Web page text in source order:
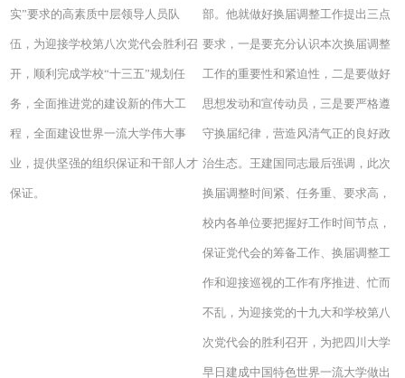
实”要求的高素质中层领导人员队
伍，为迎接学校第八次党代会胜利召
开，顺利完成学校“十三五”规划任
务，全面推进党的建设新的伟大工
程，全面建设世界一流大学伟大事
业，提供坚强的组织保证和干部人才
保证。
部。他就做好换届调整工作提出三点
要求，一是要充分认识本次换届调整
工作的重要性和紧迫性，二是要做好
思想发动和宣传动员，三是要严格遵
守换届纪律，营造风清气正的良好政
治生态。王建国同志最后强调，此次
换届调整时间紧、任务重、要求高，
校内各单位要把握好工作时间节点，
保证党代会的筹备工作、换届调整工
作和迎接巡视的工作有序推进、忙而
不乱，为迎接党的十九大和学校第八
次党代会的胜利召开，为把四川大学
早日建成中国特色世界一流大学做出